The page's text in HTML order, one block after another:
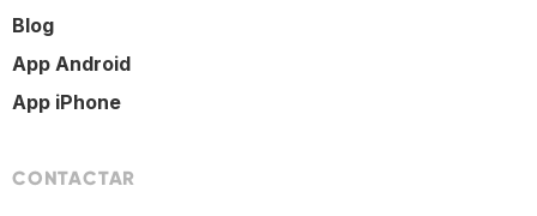
Blog
App Android
App iPhone
CONTACTAR